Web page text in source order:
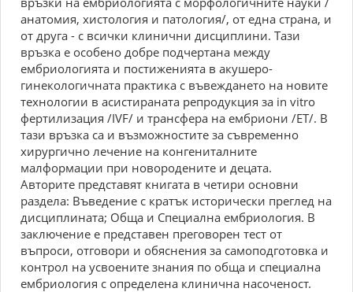
анатомия, хистология и патология/, от една страна, и
от друга - с всички клинични дисциплини. Тази
връзка е особено добре подчертана между
ембриологията и постиженията в акушеро-
гинекологичната практика с въвеждането на новите
технологии в асистираната репродукция за in vitro
фертилизация /IVF/ и трансфера на ембриони /ЕТ/. В
тази връзка са и възможностите за съвременно
хирургично лечение на конгениталните
малформации при новородените и децата.
Авторите представят книгата в четири основни
раздела: Въведение с кратък исторически преглед на
дисциплината; Обща и Специална ембриология. В
заключение е представен преговорен тест от
въпроси, отговори и обяснения за самоподготовка и
контрол на усвоените знания по обща и специална
ембриология с определена клинична насоченост.